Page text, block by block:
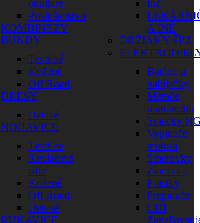
okuliare
Príslušenstvo
KOMBINÉZY
BUNDY
Textilné
Kožené
Off Road
DRESY
Detské
NOHAVICE
Textilné
Kevlarové
rifle
Kožené
Off Road
Detské
RUKAVICE
Iné
A INÉ
DRŽIAKY ŠPZ
Batérie a
nabíjačky
Merače
motohodín
Sviečky
Vypínače
motora
Smerovky
Žiarovky
Poistky
Prepínače
CDI